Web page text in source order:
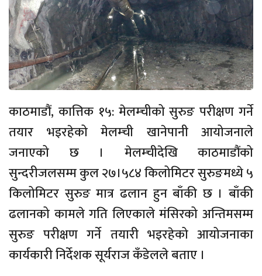
काठमाडौं, कात्तिक १५: मेलम्चीको सुरुङ परीक्षण गर्ने
तयार भइरहेको मेलम्ची खानेपानी आयोजनाले
जनाएको छ । मेलम्चीदेखि काठमाडौंको
सुन्दरीजलसम्म कुल २७।५८४ किलोमिटर सुरुङमध्ये ५
किलोमिटर सुरुङ मात्र ढलान हुन बाँकी छ । बाँकी
ढलानको कामले गति लिएकाले मंसिरको अन्तिमसम्म
सुरुङ परीक्षण गर्ने तयारी भइरहेको आयोजनाका
कार्यकारी निर्देशक सूर्यराज कँडेलले बताए ।